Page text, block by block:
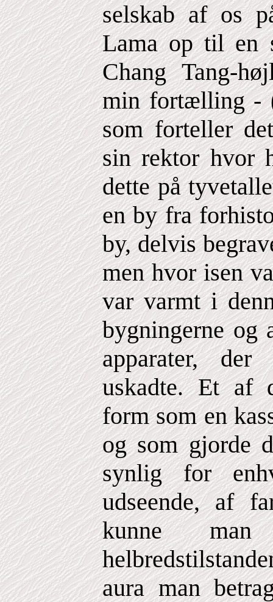
selskab af os
Lama op til en
Chang Tang-
min fortælling -
som forteller
sin rektor hvor
dette på
en by fra
by, delvis
men hvor isen
var varmt i
bygningerne og
apparater,
uskadte. Et af
form som en
og som gjorde
synlig for
udseende, af
kunne
aura man